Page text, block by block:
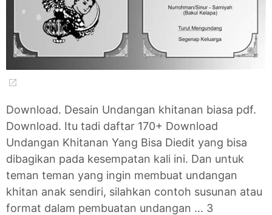
Download. Desain Undangan khitanan biasa pdf.
Download. Itu tadi daftar 170+ Download
Undangan Khitanan Yang Bisa Diedit yang bisa
dibagikan pada kesempatan kali ini. Dan untuk
teman teman yang ingin membuat undangan
khitan anak sendiri, silahkan contoh susunan atau
format dalam pembuatan undangan … 3